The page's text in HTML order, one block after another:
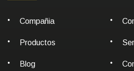
Compañia
Productos
Blog